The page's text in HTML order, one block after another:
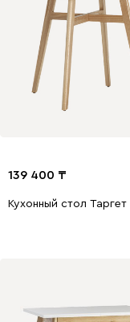
139 400
Кухонный стол